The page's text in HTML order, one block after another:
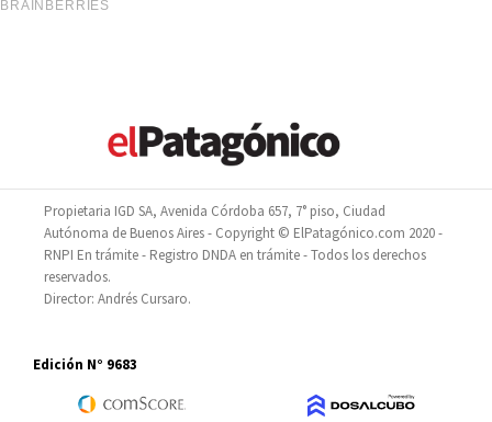
Propietaria IGD SA, Avenida Córdoba 657, 7° piso, Ciudad
Autónoma de Buenos Aires - Copyright © ElPatagónico.com 2020 -
RNPI En trámite - Registro DNDA en trámite - Todos los derechos
reservados.
Director: Andrés Cursaro.
Edición N° 9683